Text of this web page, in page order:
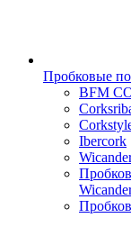
Пробковые
BFM
Ibercork